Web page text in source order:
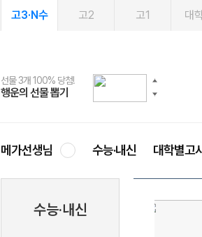
고3·N수 고2 고1 대
선물 3개 100% 당첨!
행운의 선물 뽑기
선물 100% 증정!
메가스터디 X 올리브
여름방학 스터디 캐시백
메가런 썸머스쿨
2027 러셀 단과
강사 공개선발
스마트러닝앱
설문 EVENT
메가패스
3일 무료 체험권
메가패스 수강생 무료혜택!
메가클럽 멤버십
사회공헌 캠페인
희망이룸 메가나눔
메가선생님 수능·내신 대학별고
수능·내신